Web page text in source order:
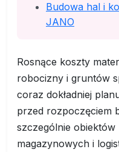
Budowa hal i
JANO
Rosnące koszty
robocizny i gruntów
coraz dokładniej
przed rozpoczęciem
szczególnie obiektów
magazynowych i